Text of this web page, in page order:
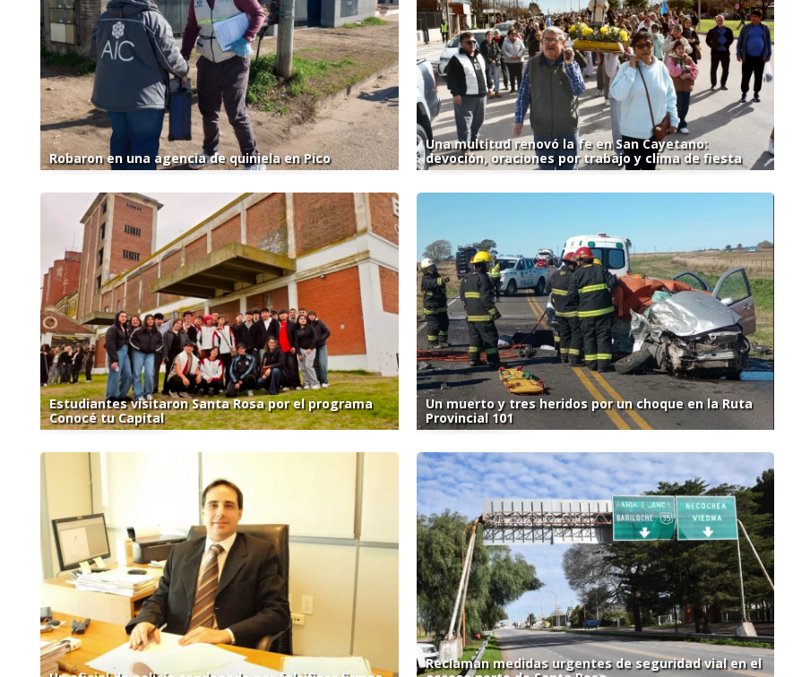
Robaron en una agencia de quiniela en Pico
Una multitud renovó la fe en San Cayetano:
devoción, oraciones por trabajo y clima de fiesta
Estudiantes visitaron Santa Rosa por el programa
Conocé tu Capital
Un muerto y tres heridos por un choque en la Ruta
Provincial 101
Reclaman medidas urgentes de seguridad vial en el